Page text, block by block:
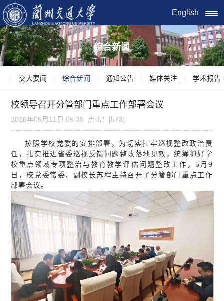
English
综合新闻
交大要闻 综合新闻 通知公告 媒体关注 学术报告
校领导召开分管部门重点工作部署会议
2026年05月11日 09:38 点击：[573]
按照学校党委的安排部署，为切实扛牢巡视整改政治责
任，扎实推进省委巡视反馈问题整改落地见效，统筹抓好学
校重点领域专项整治与教育教学评估问题整改工作，5月9
日，校党委常委、副校长苏程主持召开了分管部门重点工作
部署会议。